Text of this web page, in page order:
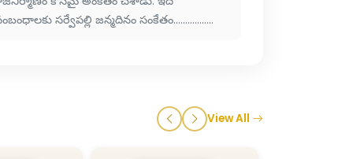
సర్వేపల్లి జన్మదినం సంకేతం.................
View All